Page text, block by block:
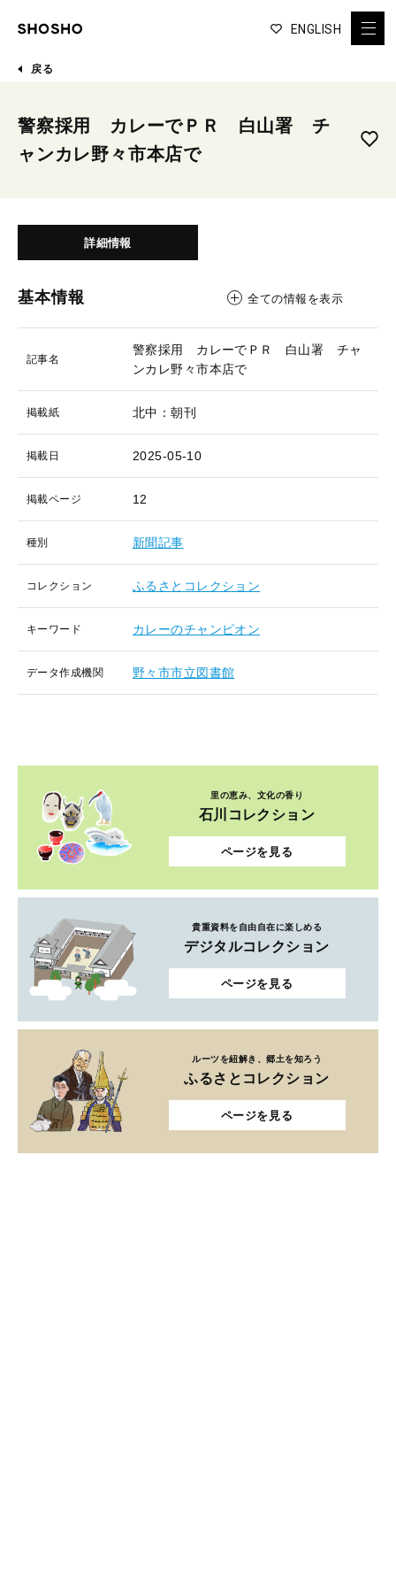
ENGLISH
戻る
警察採用 カレーでＰＲ 白山署 チ
ャンカレ野々市本店で
詳細情報
基本情報 全ての情報を表示
記事名
警察採用 カレーでＰＲ 白山署 チャ
ンカレ野々市本店で
掲載紙 北中：朝刊
掲載日 2025-05-10
掲載ページ 12
種別 新聞記事
コレクション ふるさとコレクション
キーワード カレーのチャンピオン
データ作成機関 野々市市立図書館
里の恵み、文化の香り
石川コレクション
ページを見る
貴重資料を自由自在に楽しめる
デジタルコレクション
ページを見る
ルーツを紐解き、郷土を知ろう
ふるさとコレクション
ページを見る